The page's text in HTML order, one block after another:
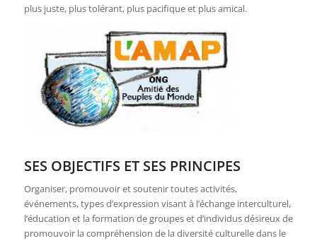
plus juste, plus tolérant, plus pacifique et plus amical.
SES OBJECTIFS ET SES PRINCIPES
Organiser, promouvoir et soutenir toutes activités,
événements, types d’expression visant à l’échange interculturel,
l’éducation et la formation de groupes et d’individus désireux de
promouvoir la compréhension de la diversité culturelle dans le